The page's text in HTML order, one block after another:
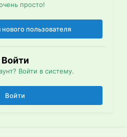
просто!
нового пользователя
Войти
Войти в систему.
Войти